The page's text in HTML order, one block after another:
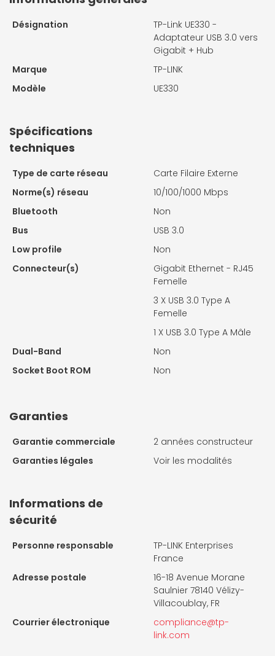
Désignation
TP-Link UE330 -
Adaptateur USB 3.0 vers
Gigabit + Hub
Marque
TP-LINK
Modèle
UE330
Spécifications
techniques
Type de carte réseau
Carte Filaire Externe
Norme(s) réseau
10/100/1000 Mbps
Bluetooth
Non
Bus
USB 3.0
Low profile
Non
Connecteur(s)
Gigabit Ethernet - RJ45
Femelle
3 X USB 3.0 Type A
Femelle
1 X USB 3.0 Type A Mâle
Dual-Band
Non
Socket Boot ROM
Non
Garanties
Garantie commerciale
2 années constructeur
Garanties légales
Voir les modalités
Informations de
sécurité
Personne responsable
TP-LINK Enterprises
France
Adresse postale
16-18 Avenue Morane
Saulnier 78140 Vélizy-
Villacoublay, FR
Courrier électronique
compliance@tp-
link.com